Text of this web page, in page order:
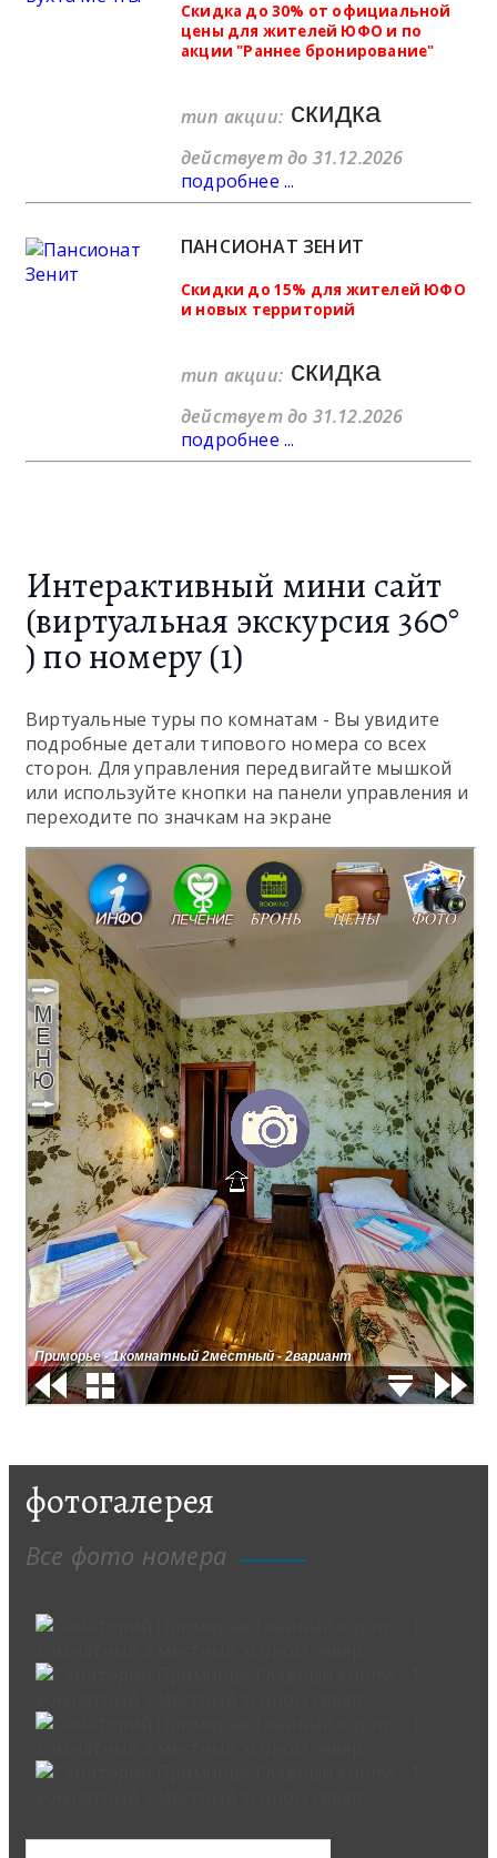
Скидка до 30% от официальной
цены для жителей ЮФО и по
акции "Раннее бронирование"
тип акции: скидка
действует до 31.12.2026
подробнее ...
ПАНСИОНАТ ЗЕНИТ
Скидки до 15% для жителей ЮФО
и новых территорий
тип акции: скидка
действует до 31.12.2026
подробнее ...
Интерактивный мини сайт
(виртуальная экскурсия 360°
) по номеру (1)
Виртуальные туры по комнатам - Вы увидите
подробные детали типового номера со всех
сторон. Для управления передвигайте мышкой
или используйте кнопки на панели управления и
переходите по значкам на экране
фотогалерея
Все фото номера